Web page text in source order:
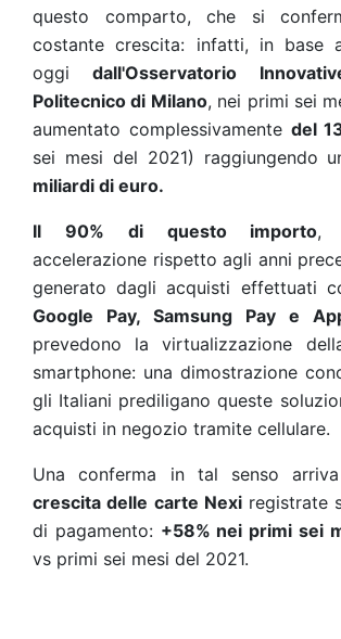
questo comparto, che si
costante crescita: infatti, in base
oggidall'Osservatorio
Politecnico di Milano, nei primi sei
aumentato complessivamente del
sei mesi del 2021) raggiungendo
miliardi di euro.
Il 90% di questo importo,
accelerazione rispetto agli anni
generato dagli acquisti effettuati
Google Pay, Samsung Pay e
prevedono la virtualizzazione
smartphone: una dimostrazione
gli Italiani prediligano queste
acquisti in negozio tramite cellulare.
Una conferma in tal senso
crescita delle carte Nexiregistrate
di pagamento: +58% nei primi sei
vs primi sei mesi del 2021.